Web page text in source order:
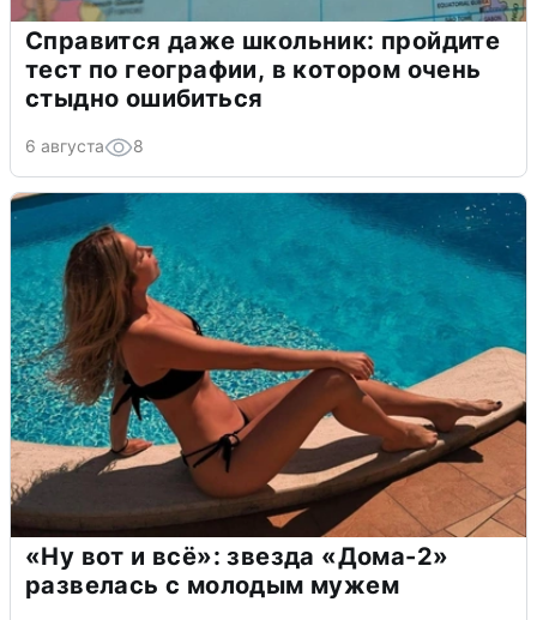
Справится даже школьник: пройдите
тест по географии, в котором очень
стыдно ошибиться
6 августа 8
«Ну вот и всё»: звезда «Дома-2»
развелась с молодым мужем